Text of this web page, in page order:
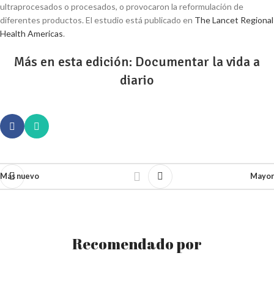
ultraprocesados o procesados, o provocaron la reformulación de
diferentes productos. El estudio está publicado en TheLancet Regional
Health Americas.
Más en esta edición: Documentar la vida a
diario
Más nuevo Mayor
Recomendado por